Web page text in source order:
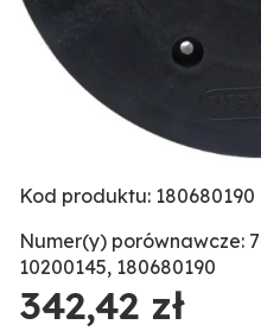
Kod produktu: 180680190
Numer(y) porównawcze:
10200145, 180680190
342,42 zł